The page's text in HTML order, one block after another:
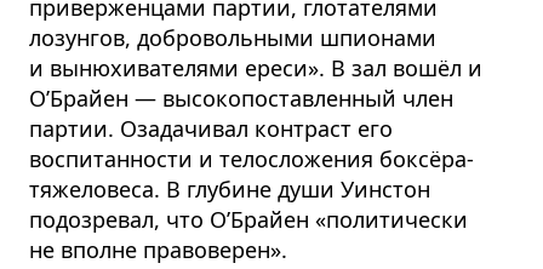
приверженцами партии, глотателями
лозунгов, добровольными шпионами
и вынюхивателями ереси». В зал вошёл и
О’Брайен — высокопо­ставленный член
партии. Озадачивал контраст его
воспитанности и телосложения боксёра-
тяжеловеса. В глубине души Уинстон
подозревал, что О’Брайен «политически
не вполне правоверен».